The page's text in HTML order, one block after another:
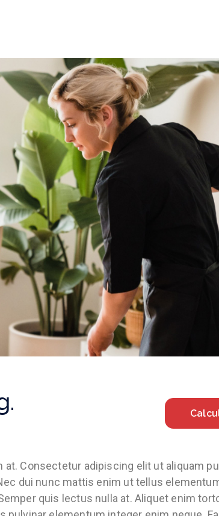
Consectetur adipiscing elit ut aliquam
dui nunc mattis enim ut tellus
quis lectus nulla at. Aliquet enim